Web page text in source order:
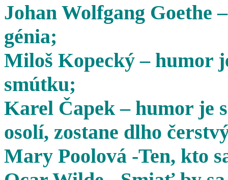
Johan Wolfgang Goethe
génia;
Miloš Kopecký – humor
smútku;
Karel Čapek – humor je
osolí, zostane dlho
Mary Poolová -Ten, kto